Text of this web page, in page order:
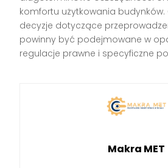
komfortu użytkowania budynków.
decyzje dotyczące
powinny być podejmowane w
regulacje prawne i specyficzne
Makra MET